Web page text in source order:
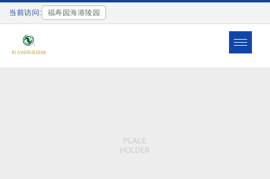
当前访问: 福寿园海港陵园
Toggle